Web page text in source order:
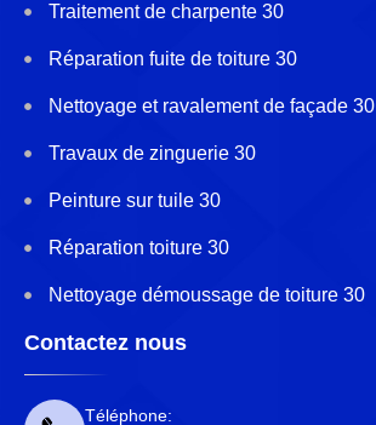
Traitement de charpente 30
Réparation fuite de toiture 30
Nettoyage et ravalement de façade 30
Travaux de zinguerie 30
Peinture sur tuile 30
Réparation toiture 30
Nettoyage démoussage de toiture 30
Contactez nous
Téléphone: